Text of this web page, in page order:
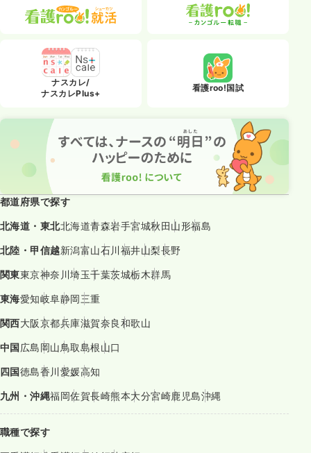
ナスカレ/
ナスカレPlus+
看護roo!国試
都道府県で探す
北海道・東北北海道青森岩手宮城秋田山形福島
北陸・甲信越新潟富山石川福井山梨長野
関東東京神奈川埼玉千葉茨城栃木群馬
東海愛知岐阜静岡三重
関西大阪京都兵庫滋賀奈良和歌山
中国広島岡山鳥取島根山口
四国徳島香川愛媛高知
九州・沖縄福岡佐賀長崎熊本大分宮崎鹿児島沖縄
職種で探す